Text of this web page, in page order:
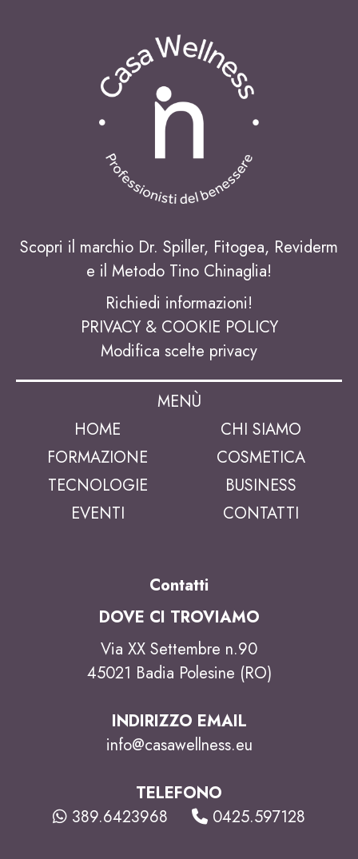
Scopri il marchio Dr. Spiller, Fitogea, Reviderm
e il Metodo Tino Chinaglia!
Richiedi informazioni!
PRIVACY & COOKIE POLICY
Modifica scelte privacy
MENÙ
HOME
CHI SIAMO
FORMAZIONE
COSMETICA
TECNOLOGIE
BUSINESS
EVENTI
CONTATTI
Contatti
DOVE CI TROVIAMO
Via XX Settembre n.90
45021 Badia Polesine (RO)
INDIRIZZO EMAIL
info@casawellness.eu
TELEFONO
389.6423968
0425.597128